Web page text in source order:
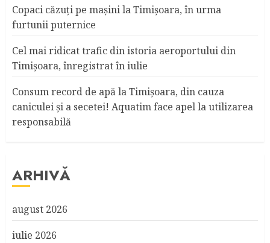
Copaci căzuţi pe maşini la Timişoara, în urma
furtunii puternice
Cel mai ridicat trafic din istoria aeroportului din
Timişoara, înregistrat în iulie
Consum record de apă la Timişoara, din cauza
caniculei şi a secetei! Aquatim face apel la utilizarea
responsabilă
ARHIVĂ
august 2026
iulie 2026